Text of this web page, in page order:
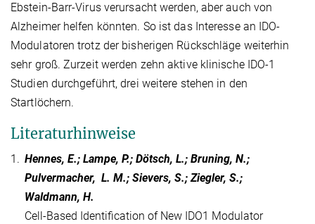
Ebstein-Barr-Virus verursacht werden, aber auch von
Alzheimer helfen könnten. So ist das Interesse an IDO-
Modulatoren trotz der bisherigen Rückschläge weiterhin
sehr groß. Zurzeit werden zehn aktive klinische IDO-1
Studien durchgeführt, drei weitere stehen in den
Startlöchern.
Literaturhinweise
1. Hennes, E.; Lampe, P.; Dötsch, L.; Bruning, N.;
Pulvermacher, L. M.; Sievers, S.; Ziegler, S.;
Waldmann, H.
Cell-Based Identification of New IDO1 Modulator